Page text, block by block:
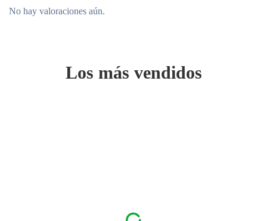
No hay valoraciones aún.
Los más vendidos